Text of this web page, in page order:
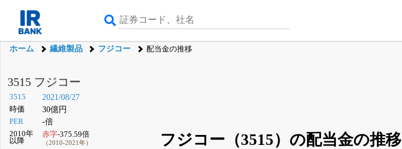
ホーム 繊維製品 フジコー 配当金の推移
3515 フジコー
3515 2021/08/27
時価 30億円
PER -倍
2010年
以降
赤字-375.59倍
（2010-2021年） フジコー（3515）の配当金の推移